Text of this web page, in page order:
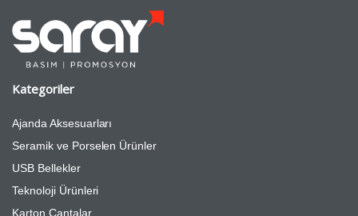
Kategoriler
Ajanda Aksesuarları
Seramik ve Porselen Ürünler
USB Bellekler
Teknoloji Ürünleri
Karton Çantalar